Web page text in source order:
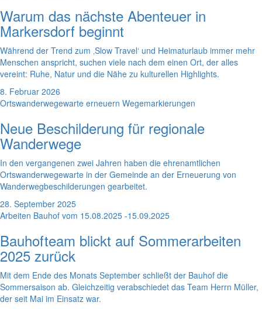
Warum das nächste Abenteuer in
Markersdorf beginnt
Während der Trend zum ‚Slow Travel‘ und Heimaturlaub immer mehr
Menschen anspricht, suchen viele nach dem einen Ort, der alles
vereint: Ruhe, Natur und die Nähe zu kulturellen Highlights.
8. Februar 2026
Ortswanderwegewarte erneuern Wegemarkierungen
Neue Beschilderung für regionale
Wanderwege
In den vergangenen zwei Jahren haben die ehrenamtlichen
Ortswanderwegewarte in der Gemeinde an der Erneuerung von
Wanderwegbeschilderungen gearbeitet.
28. September 2025
Arbeiten Bauhof vom 15.08.2025 -15.09.2025
Bauhofteam blickt auf Sommerarbeiten
2025 zurück
Mit dem Ende des Monats September schließt der Bauhof die
Sommersaison ab. Gleichzeitig verabschiedet das Team Herrn Müller,
der seit Mai im Einsatz war.